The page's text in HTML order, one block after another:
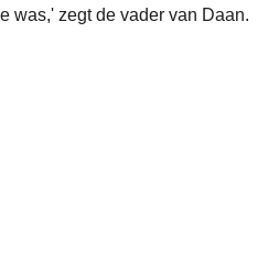
was,' zegt de vader van Daan.